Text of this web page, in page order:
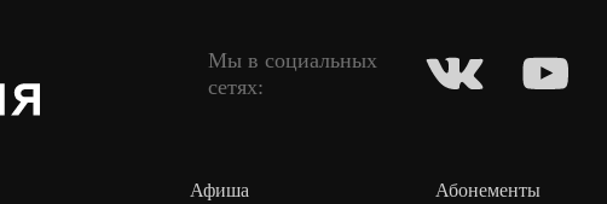
Мы в социальных
сетях:
Афиша Абонементы